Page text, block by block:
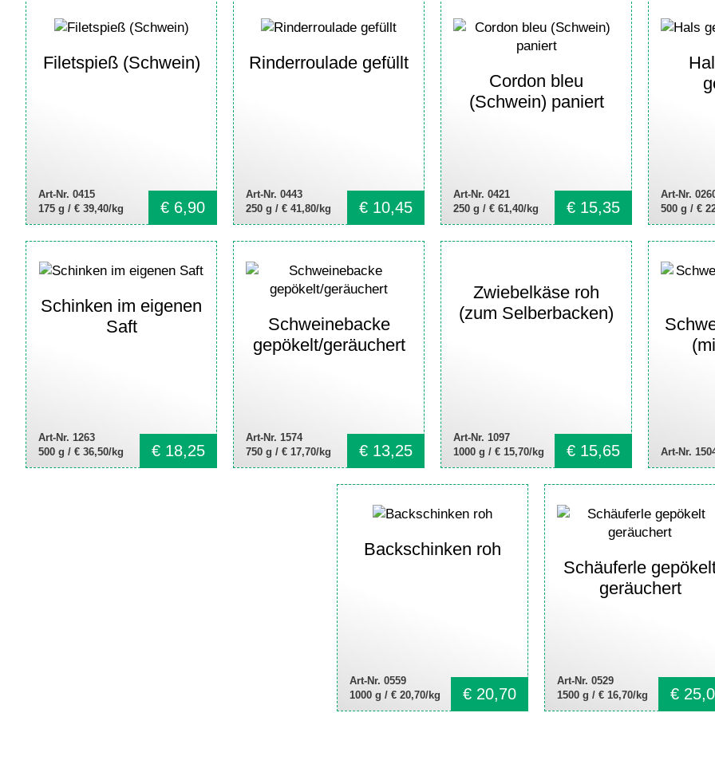
Filetspieß (Schwein)
Art-Nr. 0415
175 g / € 39,40/kg € 6,90
Rinderroulade gefüllt
Art-Nr. 0443
250 g / € 41,80/kg € 10,45
Cordon bleu
(Schwein) paniert
Art-Nr. 0421
250 g / € 61,40/kg € 15,35
Art-Nr.
500 g / €
Schinken im eigenen
Saft
Art-Nr. 1263
500 g / € 36,50/kg € 18,25
Schweinebacke
gepökelt/geräuchert
Art-Nr. 1574
750 g / € 17,70/kg € 13,25
Zwiebelkäse roh
(zum Selberbacken)
Art-Nr. 1097
1000 g / € 15,70/kg € 15,65 Art-Nr.
Backschinken roh
Art-Nr. 0559
1000 g / € 20,70/kg € 20,70
Schäuferle
geräuchert
Art-Nr. 0529
1500 g / € 16,70/kg €